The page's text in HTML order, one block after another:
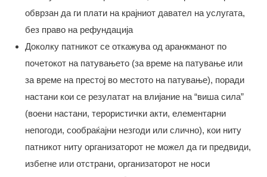
обврзан да ги плати на крајниот давател на услугата,
без право на рефундација
Доколку патникот се откажува од аранжманот по
почетокот на патувањето (за време на патување или
за време на престој во местото на патување), поради
настани кои се резулатат на влијание на “виша сила”
(воени настани, терористички акти, елементарни
непогоди, сообраќајни незгоди или слично), кои ниту
патникот ниту организаторот не можел да ги предвиди,
избегне или отстрани, организаторот не носи